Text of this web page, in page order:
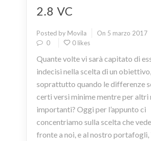
2.8 VC
Posted by Movila
On 5 marzo 2017
0
0 likes
Quante volte vi sarà capitato di
indecisi nella scelta di un obiettivo,
soprattutto quando le differenze
certi versi minime mentre per altri
importanti? Oggi per l’appunto ci
concentriamo sulla scelta che
fronte a noi, e al nostro portafogli,